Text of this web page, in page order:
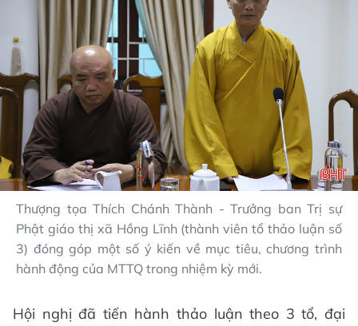
Thượng tọa Thích Chánh Thành - Trưởng ban Trị sự
Phật giáo thị xã Hồng Lĩnh (thành viên tổ thảo luận số
3) đóng góp một số ý kiến về mục tiêu, chương trình
hành động của MTTQ trong nhiệm kỳ mới.
Hội nghị đã tiến hành thảo luận theo 3 tổ, đại